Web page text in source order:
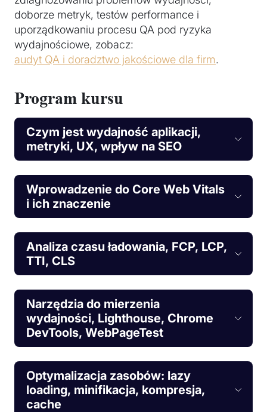
doborze metryk, testów performance i
uporządkowaniu procesu QA pod ryzyka
wydajnościowe, zobacz:
audyt QA i doradztwo jakościowe dla firm.
Program kursu
Czym jest wydajność aplikacji,
metryki, UX, wpływ na SEO
Wprowadzenie do Core Web Vitals
i ich znaczenie
Analiza czasu ładowania, FCP, LCP,
TTI, CLS
Narzędzia do mierzenia
wydajności, Lighthouse, Chrome
DevTools, WebPageTest
Optymalizacja zasobów: lazy
loading, minifikacja, kompresja,
cache